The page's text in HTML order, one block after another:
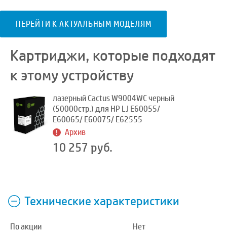
ПЕРЕЙТИ К АКТУАЛЬНЫМ МОДЕЛЯМ
Картриджи, которые подходят
к этому устройству
лазерный Cactus W9004WC черный
(50000стр.) для HP LJ E60055/
E60065/ E60075/ E62555
Архив
10 257 руб.
Технические характеристики
По акции
Нет